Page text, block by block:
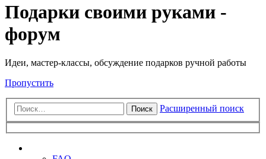
Подарки своими руками -
форум
Идеи, мастер-классы, обсуждение подарков ручной работы
Пропустить
Поиск Расширенный поиск